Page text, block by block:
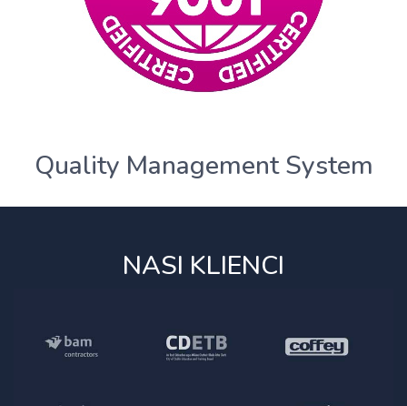
Quality Management System
NASI KLIENCI